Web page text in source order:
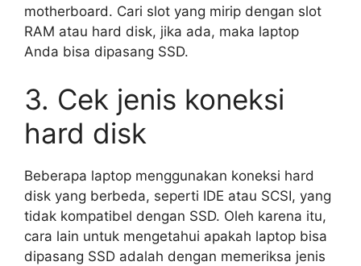
motherboard. Cari slot yang mirip dengan slot
RAM atau hard disk, jika ada, maka laptop
Anda bisa dipasang SSD.
3. Cek jenis koneksi
hard disk
Beberapa laptop menggunakan koneksi hard
disk yang berbeda, seperti IDE atau SCSI, yang
tidak kompatibel dengan SSD. Oleh karena itu,
cara lain untuk mengetahui apakah laptop bisa
dipasang SSD adalah dengan memeriksa jenis